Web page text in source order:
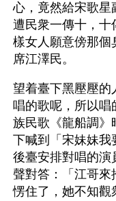
心，竟然給宋歌星
遭民衆一傳十，十
樣女人願意傍那個
席江澤民。
望着臺下黑壓壓的
唱的歌呢，所以唱
族民歌《龍船調》
下喊到「宋妹妹我
後臺安排對唱的演
聲對答：「江哥來
愣住了，她不知觀